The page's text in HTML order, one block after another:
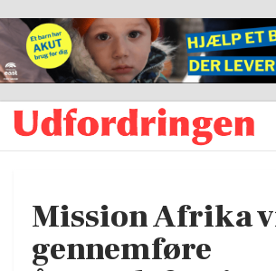
Mission Afrika
gennemføre